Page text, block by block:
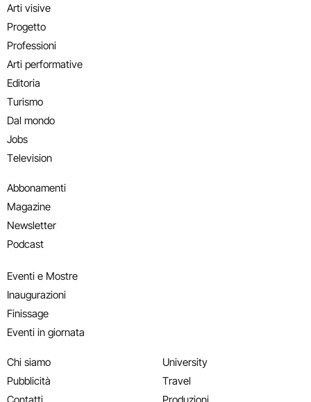
Arti visive
Progetto
Professioni
Arti performative
Editoria
Turismo
Dal mondo
Jobs
Television
Abbonamenti
Magazine
Newsletter
Podcast
Eventi e Mostre
Inaugurazioni
Finissage
Eventi in giornata
Chi siamo
Pubblicità
University
Travel